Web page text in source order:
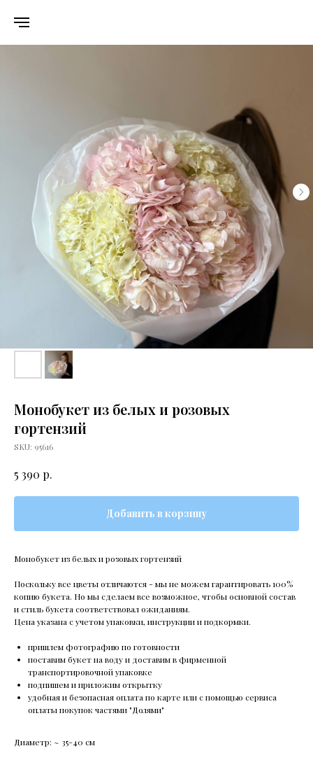
Монобукет из белых и розовых
гортензий
SKU: 95616
5 390 р.
Добавить в корзину
Монобукет из белых и розовых гортензий
Поскольку все цветы отличаются - мы не можем гарантировать 100%
копию букета. Но мы сделаем все возможное, чтобы основной состав
и стиль букета соответствовал ожиданиям.
Цена указана с учетом упаковки, инструкции и подкормки.
пришлем фотографию по готовности
поставим букет на воду и доставим в фирменной
транспортировочной упаковке
подпишем и приложим открытку
удобная и безопасная оплата по карте или с помощью сервиса
оплаты покупок частями "Долями"
Диаметр: ~ 35-40 см